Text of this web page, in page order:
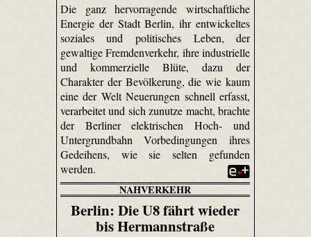
Die ganz hervorragende wirtschaftliche
Energie der Stadt Berlin, ihr entwickeltes
soziales und politisches Leben, der
gewaltige Fremdenverkehr, ihre industrielle
und kommerzielle Blüte, dazu der
Charakter der Bevölkerung, die wie kaum
eine der Welt Neuerungen schnell erfasst,
verarbeitet und sich zunutze macht, brachte
der Berliner elektrischen Hoch- und
Untergrundbahn Vorbedingungen ihres
Gedeihens, wie sie selten gefunden
werden.
NAHVERKEHR
Berlin: Die U8 fährt wieder
bis Hermannstraße